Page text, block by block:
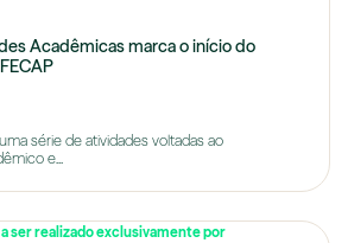
Acadêmicas marca o início do
série de atividades voltadas ao
e...